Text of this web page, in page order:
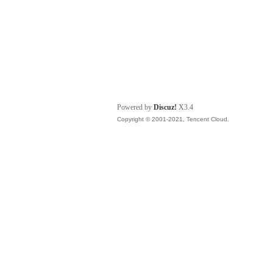
Powered by Discuz! X3.4
Copyright © 2001-2021, Tencent Cloud.